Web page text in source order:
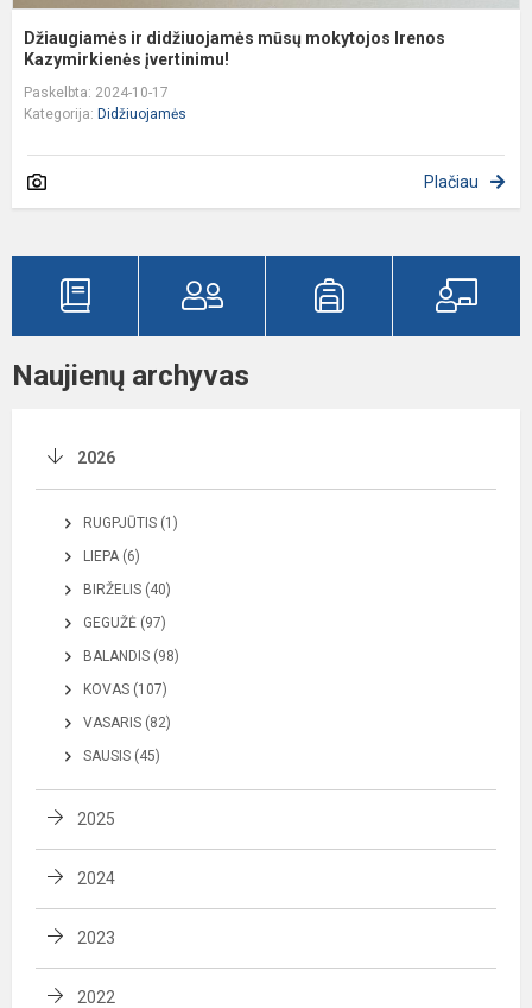
Džiaugiamės ir didžiuojamės mūsų mokytojos Irenos
Kazymirkienės įvertinimu!
Paskelbta: 2024-10-17
Kategorija: Didžiuojamės
Plačiau
Naujienų archyvas
2026
RUGPJŪTIS (1)
LIEPA (6)
BIRŽELIS (40)
GEGUŽĖ (97)
BALANDIS (98)
KOVAS (107)
VASARIS (82)
SAUSIS (45)
2025
2024
2023
2022